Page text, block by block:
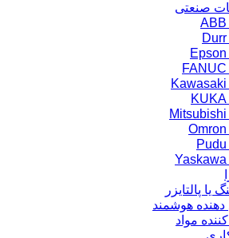
صنعتی
یا پالتایزر
دهنده هوشمند
مواد